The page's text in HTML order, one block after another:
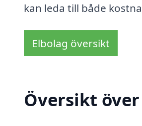
kan leda till både
Elbolag översikt
Översikt